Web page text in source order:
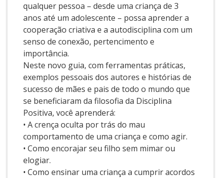
qualquer pessoa – desde uma criança de 3
anos até um adolescente – possa aprender a
cooperação criativa e a autodisciplina com um
senso de conexão, pertencimento e
importância.
Neste novo guia, com ferramentas práticas,
exemplos pessoais dos autores e histórias de
sucesso de mães e pais de todo o mundo que
se beneficiaram da filosofia da Disciplina
Positiva, você aprenderá:
• A crença oculta por trás do mau
comportamento de uma criança e como agir.
• Como encorajar seu filho sem mimar ou
elogiar.
• Como ensinar uma criança a cumprir acordos